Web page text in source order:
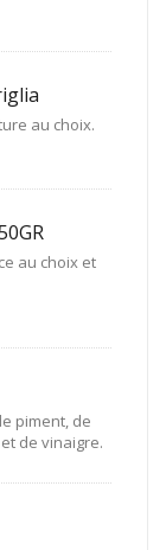
au choix.
au choix et
piment, de
de vinaigre.